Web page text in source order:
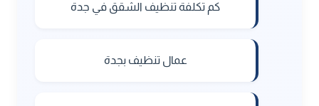
كم تكلفة تنظيف الشقق في جدة
عمال تنظيف بجدة